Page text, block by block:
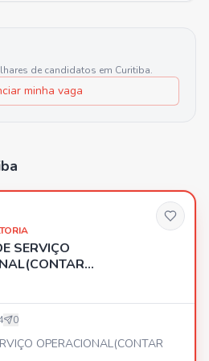
de candidatos em Curitiba.
minha vaga
SERVIÇO
0
OPERACIONAL(CONTAR